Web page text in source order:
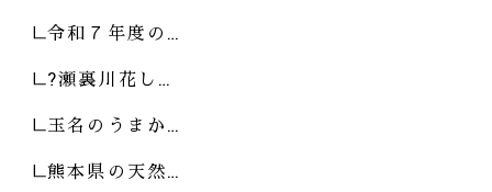
令和７年度の…
?瀬裏川花し…
玉名のうまか…
熊本県の天然…